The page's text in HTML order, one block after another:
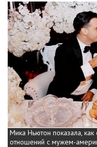
Мика Ньютон показала,
отношений с мужем-